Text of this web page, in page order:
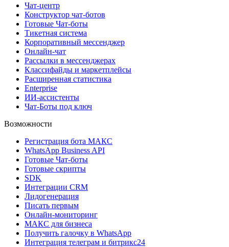
Чат-центр
Конструктор чат-ботов
Готовые Чат-боты
Тикетная система
Корпоративный мессенджер
Онлайн-чат
Рассылки в мессенджерах
Классифайды и маркетплейсы
Расширенная статистика
Enterprise
ИИ-ассистенты
Чат-Боты под ключ
Возможности
Регистрация бота MAКС
WhatsApp Business API
Готовые Чат-боты
Готовые скрипты
SDK
Интеграции CRM
Лидогенерация
Писать первым
Онлайн-мониторинг
MAКС для бизнеса
Получить галочку в WhatsApp
Интеграция телеграм и битрикс24